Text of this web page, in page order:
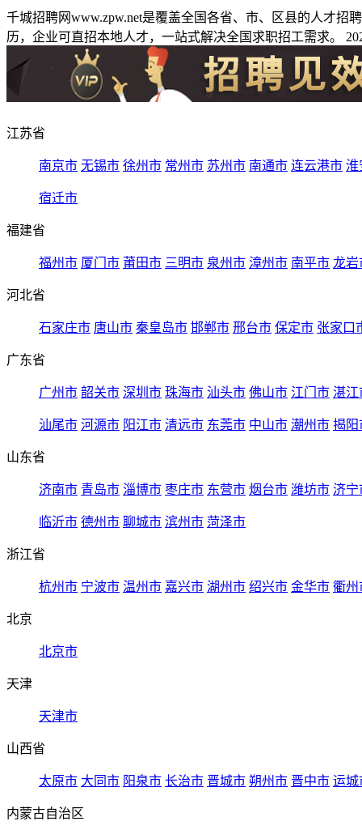
千城招聘网www.zpw.net是覆盖全国各省、市、区县的人才
历，企业可直招本地人才，一站式解决全国求职招工需求。
江苏省
南京市 无锡市 徐州市 常州市 苏州市 南通市 连云港市 淮
宿迁市
福建省
福州市 厦门市 莆田市 三明市 泉州市 漳州市 南平市 龙岩
河北省
石家庄市 唐山市 秦皇岛市 邯郸市 邢台市 保定市 张家口
广东省
广州市 韶关市 深圳市 珠海市 汕头市 佛山市 江门市 湛江
汕尾市 河源市 阳江市 清远市 东莞市 中山市 潮州市 揭阳
山东省
济南市 青岛市 淄博市 枣庄市 东营市 烟台市 潍坊市 济宁
临沂市 德州市 聊城市 滨州市 菏泽市
浙江省
杭州市 宁波市 温州市 嘉兴市 湖州市 绍兴市 金华市 衢州
北京
北京市
天津
天津市
山西省
太原市 大同市 阳泉市 长治市 晋城市 朔州市 晋中市 运城
内蒙古自治区